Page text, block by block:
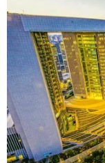
vía với người
Theo những
thông bình
khi chuẩn bị
thì một cháu
Tài xế đã phải
cho xe lấn